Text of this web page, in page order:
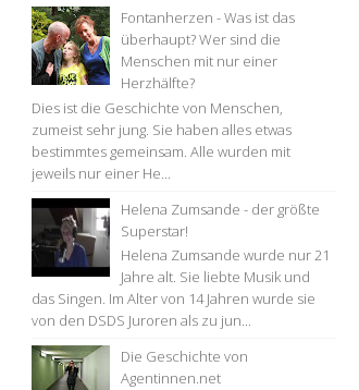
Fontanherzen - Was ist das
überhaupt? Wer sind die
Menschen mit nur einer
Herzhälfte?
Dies ist die Geschichte von Menschen,
zumeist sehr jung. Sie haben alles etwas
bestimmtes gemeinsam. Alle wurden mit
jeweils nur einer He...
Helena Zumsande - der größte
Superstar!
Helena Zumsande wurde nur 21
Jahre alt. Sie liebte Musik und
das Singen. Im Alter von 14 Jahren wurde sie
von den DSDS Juroren als zu jun...
Die Geschichte von
Agentinnen.net